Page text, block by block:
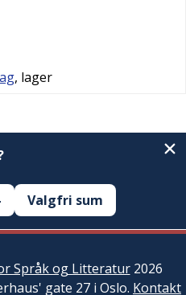
, lager
Valgfri sum
Språk og Litteratur2026
gate 27 i Oslo. Kontakt